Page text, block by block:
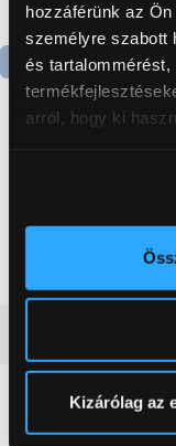
hozzáférünk az
személyre szabott
és
arról, hogy ki
Az Ön
módjairól és adja
pontban.
Sütinyilatkozathoz
Kizárólag az
Termék adatlap